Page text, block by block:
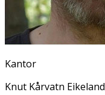
Kantor
Knut Kårvatn Eikeland